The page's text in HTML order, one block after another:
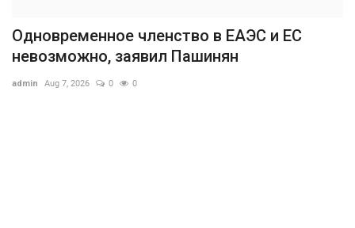
Одновременное членство в ЕАЭС и ЕС
невозможно, заявил Пашинян
admin Aug 7, 2026 0 0